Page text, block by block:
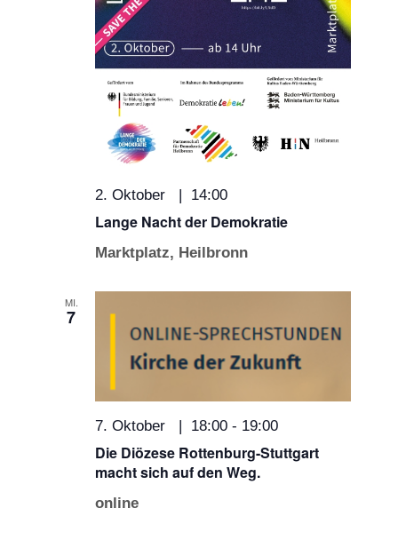
Lange Nacht der Demokratie
2. Oktober | 14:00
Marktplatz, Heilbronn
MI.
7
Die Diözese Rottenburg-Stuttgart
macht sich auf den Weg.
7. Oktober | 18:00 - 19:00
online